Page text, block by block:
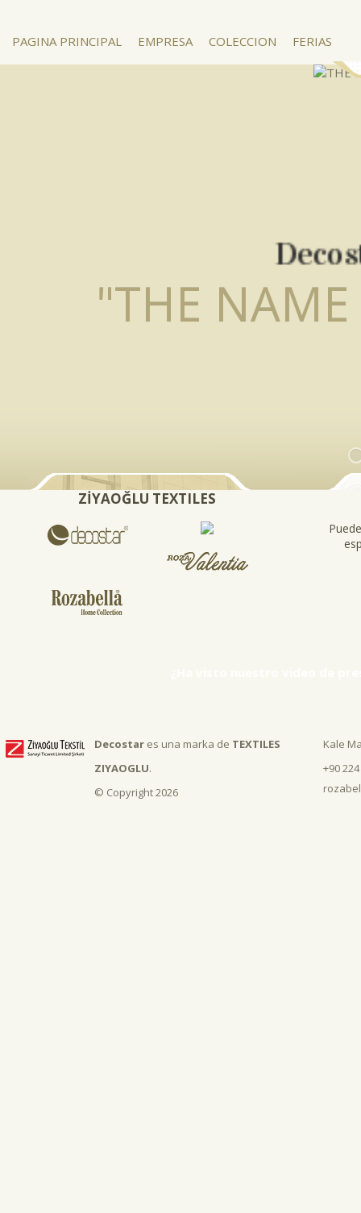
PAGINA PRINCIPAL EMPRESA COLECCION FERIAS
"THE
ZİYAOĞLU TEXTILES
Decostar es una marka de TEXTILES
ZIYAOGLU.
© Copyright 2026
Kale
+90